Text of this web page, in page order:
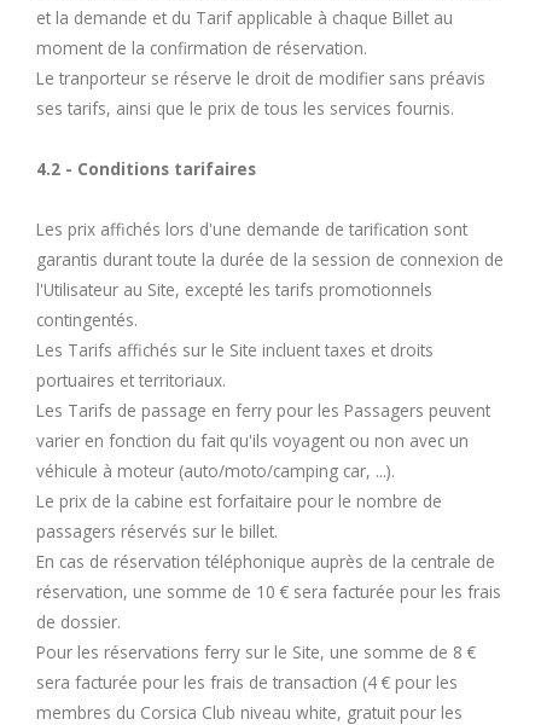
et la demande et du Tarif applicable à chaque Billet au
moment de la confirmation de réservation.
Le tranporteur se réserve le droit de modifier sans préavis
ses tarifs, ainsi que le prix de tous les services fournis.
4.2 - Conditions tarifaires
Les prix affichés lors d'une demande de tarification sont
garantis durant toute la durée de la session de connexion de
l'Utilisateur au Site, excepté les tarifs promotionnels
contingentés.
Les Tarifs affichés sur le Site incluent taxes et droits
portuaires et territoriaux.
Les Tarifs de passage en ferry pour les Passagers peuvent
varier en fonction du fait qu'ils voyagent ou non avec un
véhicule à moteur (auto/moto/camping car, ...).
Le prix de la cabine est forfaitaire pour le nombre de
passagers réservés sur le billet.
En cas de réservation téléphonique auprès de la centrale de
réservation, une somme de 10 € sera facturée pour les frais
de dossier.
Pour les réservations ferry sur le Site, une somme de 8 €
sera facturée pour les frais de transaction (4 € pour les
membres du Corsica Club niveau white, gratuit pour les